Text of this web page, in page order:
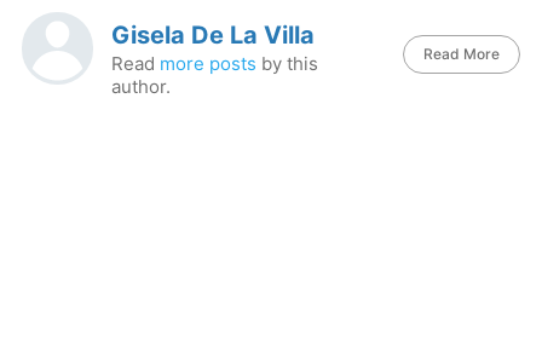
Gisela De La Villa
Read more posts by this
author.
Read More